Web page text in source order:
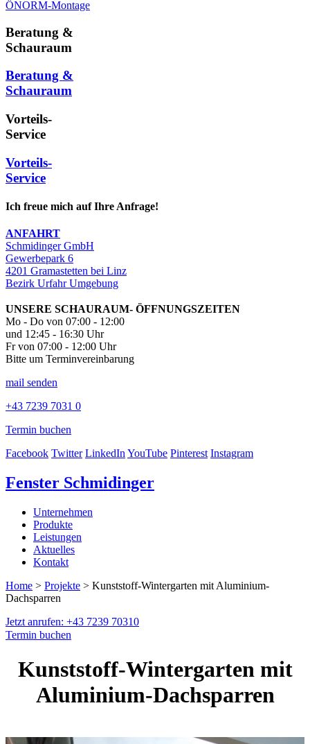
ÖNORM-Montage
Beratung &
Schauraum
Beratung &
Schauraum
Vorteils-
Service
Vorteils-
Service
Ich freue mich auf Ihre Anfrage!
ANFAHRT
Schmidinger GmbH
Gewerbepark 6
4201 Gramastetten bei Linz
Bezirk Urfahr Umgebung
UNSERE SCHAURAUM- ÖFFNUNGSZEITEN
Mo - Do von 07:00 - 12:00
und 12:45 - 16:30 Uhr
Fr von 07:00 - 12:00 Uhr
Bitte um Terminvereinbarung
mail senden
+43 7239 7031 0
Termin buchen
Facebook Twitter LinkedInYouTube Pinterest Instagram
Fenster Schmidinger
Unternehmen
Produkte
Leistungen
Aktuelles
Kontakt
Home > Projekte > Kunststoff-Wintergarten mit Aluminium-
Dachsparren
Jetzt anrufen: +43 7239 70310
Termin buchen
Kunststoff-Wintergarten mit
Aluminium-Dachsparren